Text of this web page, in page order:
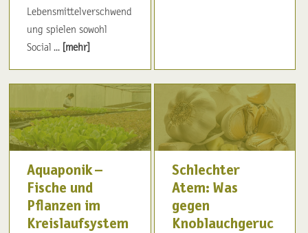
Lebensmittelverschwend
ung spielen sowohl
Social ... [mehr]
Aquaponik –
Fische und
Pflanzen im
Kreislaufsystem
Schlechter
Atem: Was
gegen
Knoblauchgeruc